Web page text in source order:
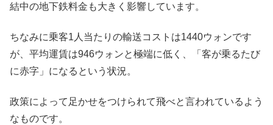
結中の地下鉄料金も大きく影響しています。
ちなみに乗客1人当たりの輸送コストは1440ウォンです
が、平均運賃は946ウォンと極端に低く、「客が乗るたび
に赤字」になるという状況。
政策によって足かせをつけられて飛べと言われているよう
なものです。